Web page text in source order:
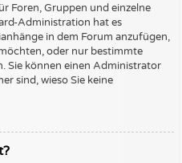
Foren, Gruppen und einzelne
Administration hat es
in dem Forum anzufügen,
oder nur bestimmte
Sie können einen Administrator
sind, wieso Sie keine